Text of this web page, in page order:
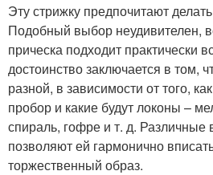
Эту стрижку предпочитают
Подобный выбор неудивителен,
прическа подходит практически
достоинство заключается в том,
разной, в зависимости от того,
пробор и какие будут локоны –
спираль, гофре и т. д. Различные
позволяют ей гармонично
торжественный образ.